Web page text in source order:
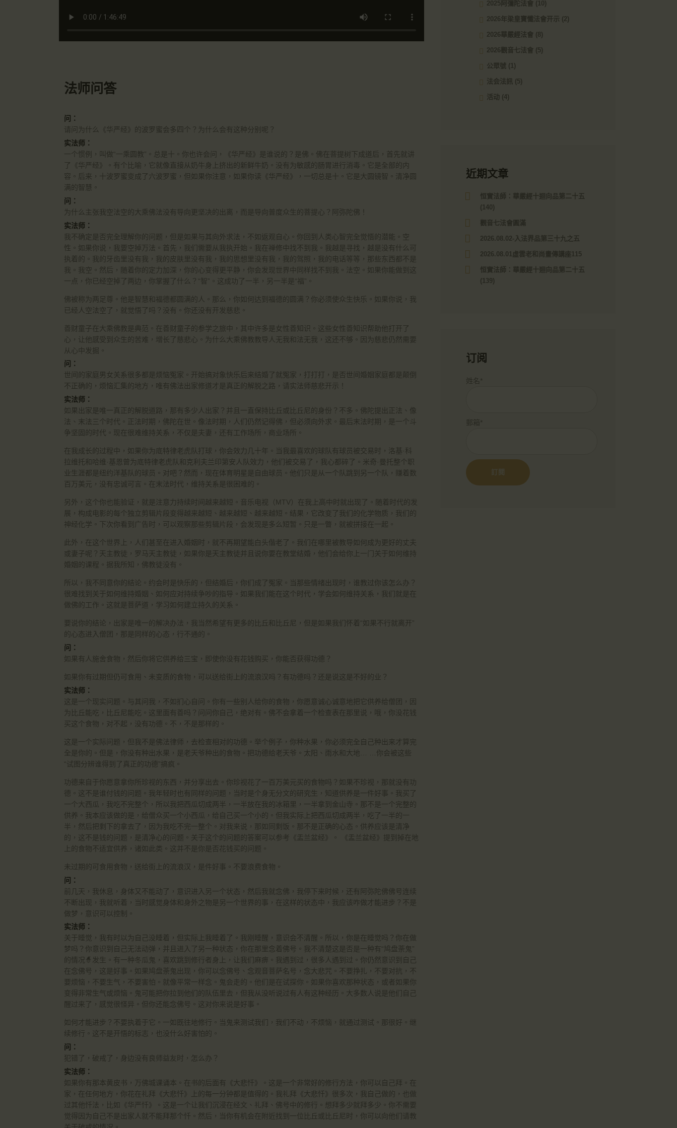
法师问答
问：
请问为什么《华严经》的波罗蜜会多四个？为什么会有这种分别呢？
实法师：
一个惯例，叫做“一乘圆教”。总是十。你也许会问，《华严经》是谁说的？是佛。佛在菩提树下成道后，首先就讲
了《华严经》。有个比喻，它就像直接从奶牛身上挤出的新鲜牛奶。没有为敏感的肠胃进行消毒。它是全部的内
容。后来，十波罗蜜变成了六波罗蜜，但如果你注意，如果你读《华严经》，一切总是十。它是大圆镜智。清净圆
满的智慧。
问：
为什么主张我空法空的大乘佛法没有导向更坚决的出离，而是导向普度众生的菩提心？阿弥陀佛！
实法师：
我不确定是否完全理解你的问题，但是如果与其向外求法，不如返观自心。你回到人类心智完全觉悟的潜能。空
性。如果你说，我要空掉万法。首先，我们需要从我执开始。我在禅修中找不到我。我越是寻找，越是没有什么可
执着的。我的牙齿里没有我，我的皮肤里没有我，我的思想里没有我，我的驾照，我的电话等等，那些东西都不是
我。我空。然后，随着你的定力加深，你的心变得更平静，你会发现世界中同样找不到我。法空。如果你能做到这
一点，你已经空掉了两边，你掌握了什么？“智”。这成功了一半，另一半是“福”。
佛被称为两足尊。他是智慧和福德都圆满的人。那么，你如何达到福德的圆满？你必须使众生快乐。如果你说，我
已经人空法空了，就觉悟了吗？没有。你还没有开发慈悲。
善财童子在大乘佛教是典范。在善财童子的参学之旅中，其中许多是女性善知识。这些女性善知识帮助他打开了
心，让他感受到众生的苦难，增长了慈悲心。为什么大乘佛教教导人无我和法无我，这还不够。因为慈悲仍然需要
从心中发掘。
问：
世间的家庭男女关系很多都是烦恼冤家。开始搞对象快乐后来结婚了就冤家，打打打，是否世间婚姻家庭都是颠倒
不正确的，烦恼汇集的地方，唯有佛法出家修道才是真正的解脱之路，请实法师慈悲开示！
实法师：
如果出家是唯一真正的解脱道路，那有多少人出家？并且一直保持比丘或比丘尼的身份？不多。佛陀提出正法、像
法、末法三个时代。正法时期，佛陀在世。像法时期，人们仍然记得佛，但必须向外求。最后末法时期，是一个斗
争坚固的时代。现在很难维持关系，不仅是夫妻，还有工作场所，商业场所。
在我成长的过程中，如果你为底特律老虎队打球，你会效力几十年。当我最喜欢的球队有球员被交易时，洛基·科
拉维托和哈维·基恩曾为底特律老虎队和克利夫兰印第安人队效力，他们被交易了，我心都碎了。米奇·曼托整个职
业生涯都是纽约洋基队的球员。对吧？然而，现在体育明星是自由球员。他们只是从一个队跳到另一个队，赚着数
百万美元，没有忠诚可言。在末法时代，维持关系是很困难的。
另外，这个你也能验证，就是注意力持续时间越来越短。音乐电视（MTV）在我上高中时就出现了。随着时代的发
展，构成电影的每个独立剪辑片段变得越来越短、越来越短、越来越短。结果，它改变了我们的化学物质，我们的
神经化学。下次你看到广告时，可以观察那些剪辑片段，会发现是多么短暂。只是一瞥，就被拼接在一起。
此外，在这个世界上，人们甚至在进入婚姻时，就不再期望能白头偕老了。我们在哪里被教导如何成为更好的丈夫
或妻子呢？天主教徒，罗马天主教徒，如果你是天主教徒并且说你要在教堂结婚，他们会给你上一门关于如何维持
婚姻的课程。据我所知，佛教徒没有。
所以，我不同意你的结论。约会时是快乐的，但结婚后，你们成了冤家。当那些情绪出现时，谁教过你该怎么办？
很难找到关于如何维持婚姻、如何应对持续争吵的指导。如果我们能在这个时代，学会如何维持关系，我们就是在
做佛的工作。这就是菩萨道，学习如何建立持久的关系。
要说你的结论，出家是唯一的解决办法，我当然希望有更多的比丘和比丘尼，但是如果我们怀着“如果不行就离开”
的心态进入僧团，那是同样的心态，行不通的。
问：
如果有人施舍食物，然后你将它供养给三宝，即使你没有花钱购买，你能否获得功德？
如果你有过期但仍可食用、未变质的食物，可以送给街上的流浪汉吗？有功德吗？还是说这是不好的业？
实法师：
这是一个现实问题。与其问我，不如扪心自问。你有一些别人给你的食物，你愿意诚心诚意地把它供养给僧团，因
为比丘能吃，比丘尼能吃。这里面有善吗？问问你自己，绝对有。佛不会拿着一个检查表在那里说，哦，你没花钱
买这个食物，对不起，没有功德。不，不是那样的。
这是一个实际问题，但我不是佛法律师，去检查相对的功德。举个例子，你种水果，你必须完全自己种出来才算完
全是你的。但是，你没有种出水果，是老天爷种出的食物。把功德给老天爷。太阳、雨水和大地… …你会被这些
“试图分辨谁得到了真正的功德”搞疯。
功德来自于你愿意拿你所珍视的东西，并分享出去。你珍视花了一百万美元买的食物吗？如果不珍视，那就没有功
德。这不是谁付钱的问题。我年轻时也有同样的问题，当时是个身无分文的研究生，知道供养是一件好事。我买了
一个大西瓜，我吃不完整个，所以我把西瓜切成两半，一半放在我的冰箱里，一半拿到金山寺。那不是一个完整的
供养。我本应该做的是，给僧众买一个小西瓜，给自己买一个小的。但我实际上把西瓜切成两半，吃了一半的一
半，然后把剩下的拿去了，因为我吃不完一整个。对我来说，那如同剩饭。那不是正确的心态。供养应该是清净
的，这不是钱的问题，是清净心的问题。关于这个的问题的答案可以参考《盂兰盆经》。 《盂兰盆经》提到掉在地
上的食物不适宜供养，诸如此类。这并不是你是否花钱买的问题。
未过期的可食用食物，送给街上的流浪汉，是件好事。不要浪费食物。
问：
前几天，我休息，身体又不能动了，意识进入另一个状态，然后我就念佛，我停下来时候，还有阿弥陀佛佛号连续
不断出现，我就听着，当时感觉身体和身外之物是另一个世界的事，在这样的状态中，我应该咋做才能进步？不是
做梦，意识可以控制。
实法师：
关于睡觉，我有时以为自己没睡着，但实际上我睡着了。我刚睡醒，意识会不清醒。所以，你是在睡觉吗？你在做
梦吗？你意识到自己无法动弹，并且进入了另一种状态，你在那里念着佛号。我不清楚这是否是一种有“鸠盘荼鬼”
的情况🧙发生。有一种冬瓜鬼，喜欢跳到修行者身上，让我们麻痹。我遇到过，很多人遇到过。你仍然意识到自己
在念佛号，这是好事。如果鸠盘荼鬼出现，你可以念佛号、念观音菩萨名号，念大悲咒。不要挣扎，不要对抗，不
要烦恼，不要生气，不要害怕。就像平常一样念。鬼会走的。他们是在试探你。如果你喜欢那种状态，或者如果你
变得非常生气或烦恼。鬼可能把你拉到他们的队伍里去，但我从没听说过有人有这种经历。大多数人说是他们自己
醒过来了，感觉很怪异。但你还能念佛号。这对你来说是好事。
如何才能进步？不要执着于它。一如既往地修行。当鬼来测试我们，我们不动，不烦恼，就通过测试。那很好。继
续修行。这不是开悟的标志，也没什么好害怕的。
问：
犯错了，破戒了，身边没有良师益友时，怎么办？
实法师：
如果你有那本黄皮书，万佛城课诵本。在书的后面有《大悲忏》。这是一个非常好的修行方法，你可以自己拜。在
家，在任何地方，你花在礼拜《大悲忏》上的每一分钟都是值得的。我礼拜《大悲忏》很多次，我自己做的，也做
过其他忏法，比如《华严忏》。这是一个让我们沉浸在经文、礼拜、佛号中的修行。想拜多少就拜多少。你不需要
觉得因为自己不是出家人就不能拜那个忏。然后，当你有机会在附近找到一位比丘或比丘尼时，你可以向他们请教
2025阿彌陀法會 (10)
2026年梁皇寶懺法會开示 (2)
2026華嚴經法會 (8)
2026觀音七法會 (5)
公眾號 (1)
法会法訊 (5)
活动 (4)
近期文章
恒實法師：華嚴經十迴向品第二十五
(140)
觀音七法會圓滿
2026.08.02-入法界品第三十九之五
2026.08.01虛雲老和尚畫傳講座115
恒實法師：華嚴經十迴向品第二十五
(139)
订阅
姓名*
郵箱*